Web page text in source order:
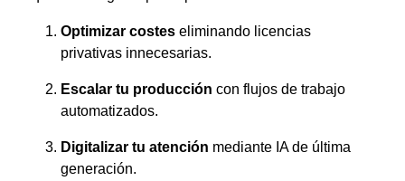
Optimizar costes eliminando licencias
privativas innecesarias.
Escalar tu producción con flujos de trabajo
automatizados.
Digitalizar tu atención mediante IA de última
generación.